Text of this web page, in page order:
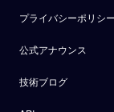
プライバシーポリシー
公式アナウンス
技術ブログ